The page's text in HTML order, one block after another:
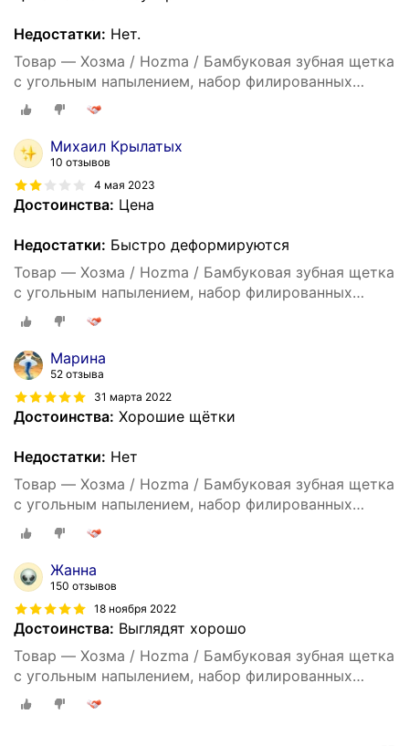
Недостатки: Нет.
Товар — Хозма / Hozma / Бамбуковая зубная щетка
с угольным напылением, набор филированных
бамбуковых щеток 4шт, мягкая
Михаил Крылатых
10 отзывов
4 мая 2023
Достоинства: Цена
Недостатки: Быстро деформируются
Товар — Хозма / Hozma / Бамбуковая зубная щетка
с угольным напылением, набор филированных
бамбуковых щеток 4шт, мягкая
Марина
52 отзыва
31 марта 2022
Достоинства: Хорошие щётки
Недостатки: Нет
Товар — Хозма / Hozma / Бамбуковая зубная щетка
с угольным напылением, набор филированных
бамбуковых щеток 4шт, мягкая
Жанна
150 отзывов
18 ноября 2022
Достоинства: Выглядят хорошо
Товар — Хозма / Hozma / Бамбуковая зубная щетка
с угольным напылением, набор филированных
бамбуковых щеток 4шт, мягкая